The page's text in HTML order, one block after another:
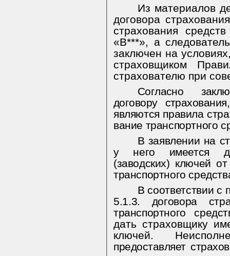
Из материалов
договора страхования
страхования
«В***», а
заключен на
страховщиком
страхователю при
Согласно
договору
являются правила
вание транспортного
В заявлении на
у него имеется
(заводских) ключей
транспортного
В соответствии с
5.1.3. договора
дать страховщику
ключей.
предоставляет